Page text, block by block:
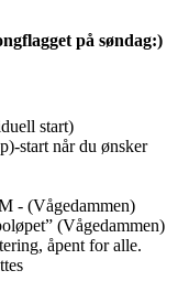
på søndag:)
start)
start når du ønsker
- (Vågedammen)
(Vågedammen)
åpent for alle.